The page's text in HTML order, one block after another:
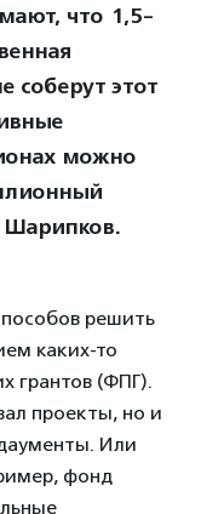
что 1,5-
соберут этот
можно
Шарипков.
решить
каких-то
грантов (ФПГ).
проекты, но и
Или
фонд